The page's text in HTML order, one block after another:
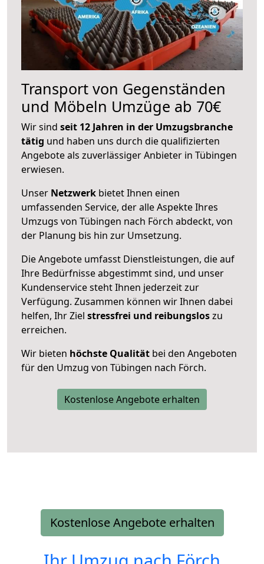
Transport von Gegenständen
und Möbeln Umzüge ab 70€
Wir sind seit 12 Jahren in der Umzugsbranche
tätig und haben uns durch die qualifizierten
Angebote als zuverlässiger Anbieter in Tübingen
erwiesen.
Unser Netzwerk bietet Ihnen einen
umfassenden Service, der alle Aspekte Ihres
Umzugs von Tübingen nach Förch abdeckt, von
der Planung bis hin zur Umsetzung.
Die Angebote umfasst Dienstleistungen, die auf
Ihre Bedürfnisse abgestimmt sind, und unser
Kundenservice steht Ihnen jederzeit zur
Verfügung. Zusammen können wir Ihnen dabei
helfen, Ihr Ziel stressfrei und reibungsloszu
erreichen.
Wir bieten höchste Qualität bei den Angeboten
für den Umzug von Tübingen nach Förch.
Kostenlose Angebote erhalten
Kostenlose Angebote erhalten